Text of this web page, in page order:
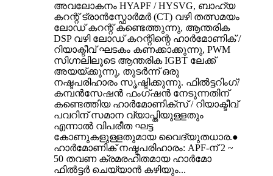
അവലോകനം HYAPF / HYSVG, ബാഹ്യ
കറന്റ് ട്രാൻസ്ഫോർമർ (CT) വഴി തത്സമയം
ലോഡ് കറന്റ് കണ്ടെത്തുന്നു, ആന്തരിക
DSP വഴി ലോഡ് കറന്റിന്റെ ഹാർമോണിക് /
റിയാക്ടീവ് ഘടകം കണക്കാക്കുന്നു, PWM
സിഗ്നലിലൂടെ ആന്തരിക IGBT ലേക്ക്
അയയ്ക്കുന്നു, തുടർന്ന് ഒരു
നഷ്ടപരിഹാരം സൃഷ്ടിക്കുന്നു. ഫിൽട്ടറിംഗ്/
കമ്പൻസേഷൻ ഫംഗ്‌ഷൻ നേടുന്നതിന്
കണ്ടെത്തിയ ഹാർമോണിക്‌സ് / റിയാക്ടീവ്
പവറിന് സമാന വ്യാപ്തിയുള്ളതും
എന്നാൽ വിപരീത ഘട്ട
കോണുകളുള്ളതുമായ വൈദ്യുതധാര.●
ഹാർമോണിക് നഷ്ടപരിഹാരം: APF-ന് 2 ~
50 തവണ ക്രമരഹിതമായ ഹാർമോ
ഫിൽട്ടർ ചെയ്യാൻ കഴിയും...